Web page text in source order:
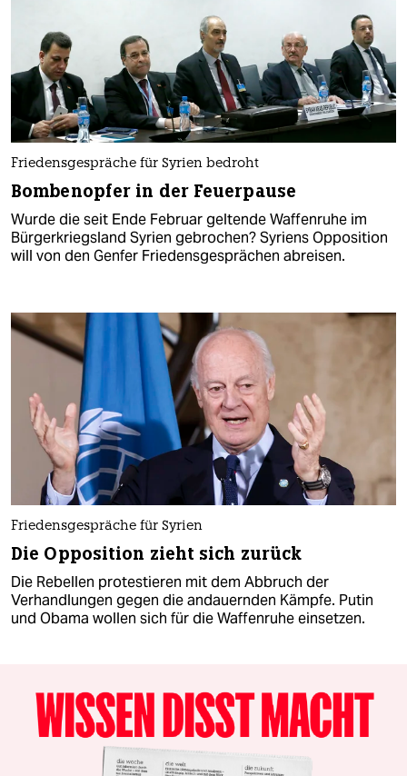
Friedensgespräche für Syrien bedroht
Bombenopfer in der Feuerpause
Wurde die seit Ende Februar geltende Waffenruhe im
Bürgerkriegsland Syrien gebrochen? Syriens Opposition
will von den Genfer Friedensgesprächen abreisen.
Friedensgespräche für Syrien
Die Opposition zieht sich zurück
Die Rebellen protestieren mit dem Abbruch der
Verhandlungen gegen die andauernden Kämpfe. Putin
und Obama wollen sich für die Waffenruhe einsetzen.